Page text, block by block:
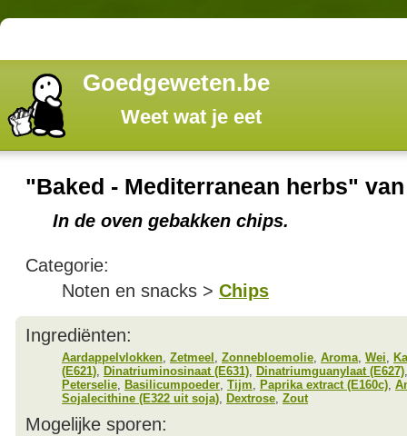
Goedgeweten.be
Weet wat je eet
"Baked - Mediterranean herbs"
In de oven gebakken chips.
Categorie:
Noten en snacks > Chips
Ingrediënten:
Aardappelvlokken Zetmeel Zonnebloemolie Aroma Wei
(E621) Dinatriuminosinaat (E631) Dinatriumguanylaat (E627)
Peterselie Basilicumpoeder Tijm Paprika extract (E160c)
Sojalecithine (E322 uit soja) Dextrose Zout
Mogelijke sporen: